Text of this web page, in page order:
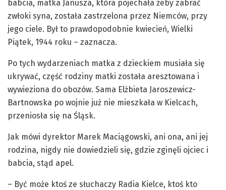
babcia, matka Janusza, która pojechała żeby zabrać
zwłoki syna, została zastrzelona przez Niemców, przy
jego ciele. Był to prawdopodobnie kwiecień, Wielki
Piątek, 1944 roku – zaznacza.
Po tych wydarzeniach matka z dzieckiem musiała się
ukrywać, część rodziny matki została aresztowana i
wywieziona do obozów. Sama Elżbieta Jaroszewicz-
Bartnowska po wojnie już nie mieszkała w Kielcach,
przeniosła się na Śląsk.
Jak mówi dyrektor Marek Maciągowski, ani ona, ani jej
rodzina, nigdy nie dowiedzieli się, gdzie zginęli ojciec i
babcia, stąd apel.
– Być może ktoś ze słuchaczy Radia Kielce, ktoś kto